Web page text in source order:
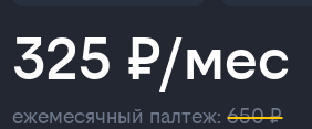
325 ₽/мес
ежемесячный палтеж:650 ₽